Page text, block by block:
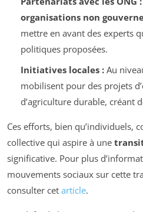
organisations non
mettre en avant des experts
politiques proposées.
Initiatives locales :Au
mobilisent pour des projets
d’agriculture durable, créant
Ces efforts, bien qu’individuels,
collective qui aspire à une
significative. Pour plus
mouvements sociaux sur cette
consulter cet article.